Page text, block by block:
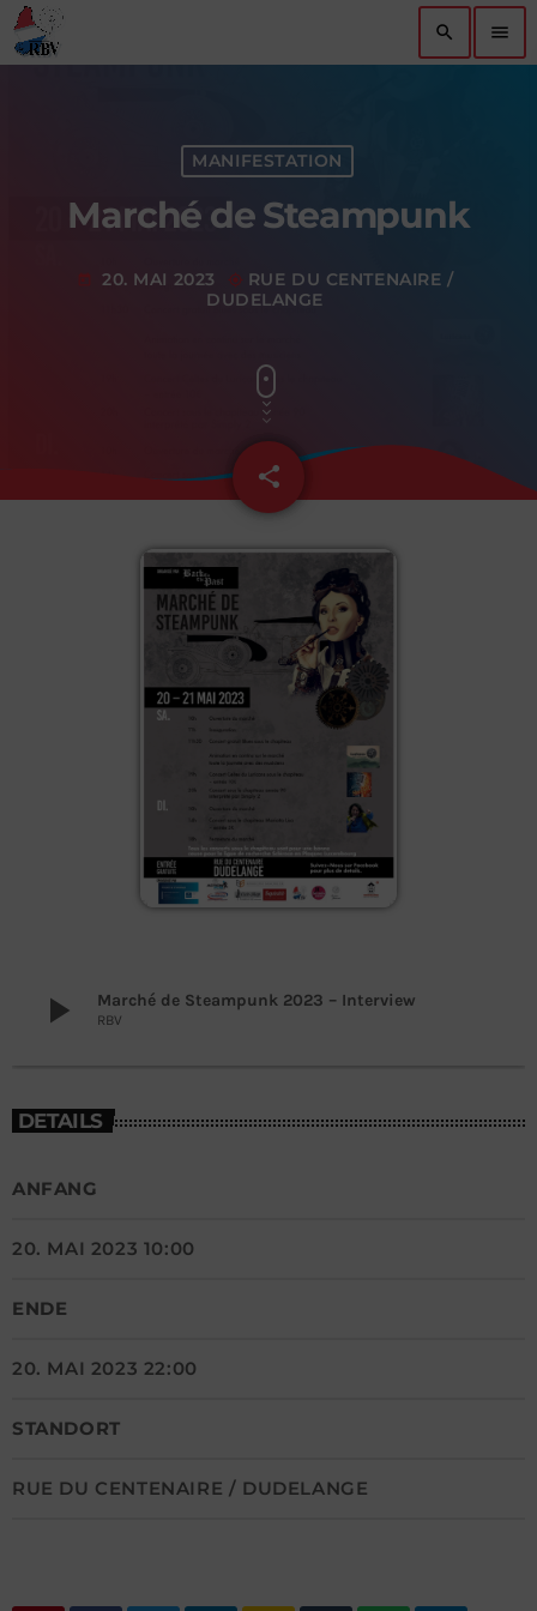
search menu
MANIFESTATION
Marché de Steampunk
today 20. MAI 2023 my_location RUE DU CENTENAIRE /
DUDELANGE
share
email
play_arrow Marché de Steampunk 2023 – Interview
RBV
DETAILS
ANFANG
20. MAI 2023 10:00
ENDE
20. MAI 2023 22:00
STANDORT
RUE DU CENTENAIRE / DUDELANGE